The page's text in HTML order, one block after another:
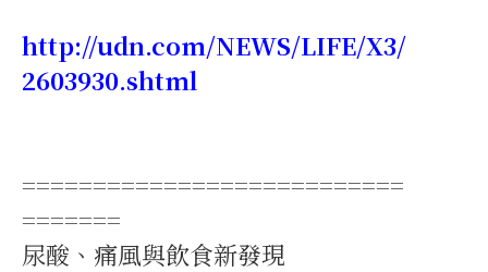
http://udn.com/NEWS/LIFE/X3/
2603930.shtml
===========================
=======
尿酸、痛風與飲食新發現